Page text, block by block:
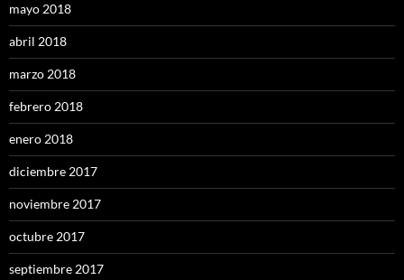
mayo 2018
abril 2018
marzo 2018
febrero 2018
enero 2018
diciembre 2017
noviembre 2017
octubre 2017
septiembre 2017